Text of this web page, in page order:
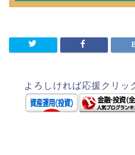
よろしければ応援クリッ